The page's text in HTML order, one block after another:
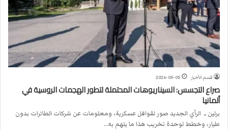
قسم الأخبار 2026-05-05
صراع التجسس: السيناريوهات المحتملة لتطور الهجمات الروسية في
ألمانيا
برلين ــ الرأي الجديد صور لقوافل عسكرية، ومعلومات عن شركات الطائرات بدون
طيار، وخطط لوحدة تخريب هذا ما يتهم به…